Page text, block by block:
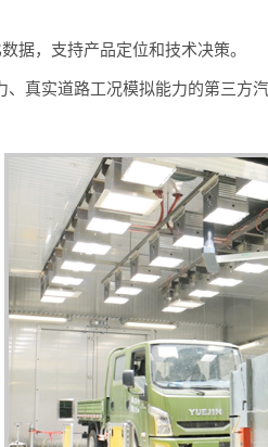
据，支持产品定位和技术决策。
、真实道路工况模拟能力的第三方